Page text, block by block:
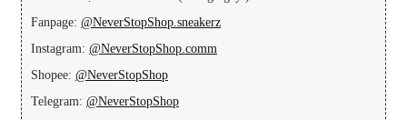
Fanpage: @NeverStopShop.sneakerz
Instagram: @NeverStopShop.comm
Shopee: @NeverStopShop
Telegram: @NeverStopShop